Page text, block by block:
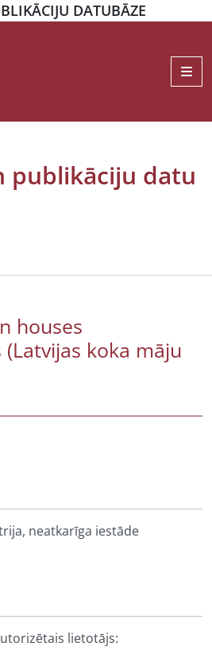
DATUBĀZE
publikāciju datu
houses
koka māju
neatkarīga iestāde
lietotājs: